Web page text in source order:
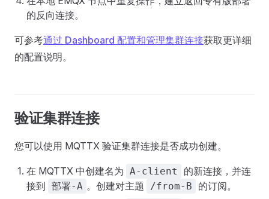
的反向连接。
可参考通过 Dashboard 配置和管理集群连接获取更详细
的配置说明。
验证集群连接
您可以使用 MQTTX 验证集群连接是否成功创建。
在 MQTTX 中创建名为 A-client
的新连接，并连
接到 部署-A 。创建对主题 /from-B
的订阅。